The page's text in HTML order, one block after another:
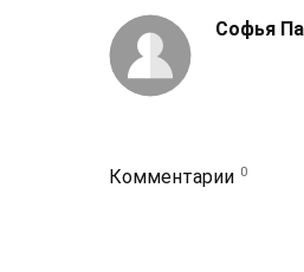
Софья
Комментарии 0